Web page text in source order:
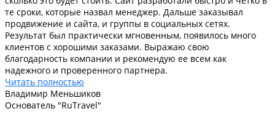
те сроки, которые назвал менеджер. Дальше заказывал
продвижение и сайта, и группы в социальных сетях.
Результат был практически мгновенным, появилось много
клиентов с хорошими заказами. Выражаю свою
благодарность компании и рекомендую ее всем как
надежного и проверенного партнера.
Читать полностью
Владимир Меньшиков
Основатель "RuTravel"